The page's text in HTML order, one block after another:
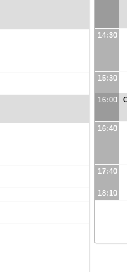
14:30
15:30
16:00
16:40
17:40
18:10